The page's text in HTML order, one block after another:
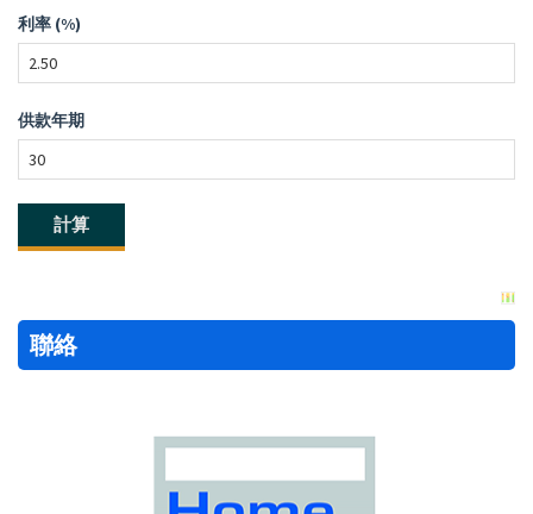
利率 (%)
供款年期
聯絡